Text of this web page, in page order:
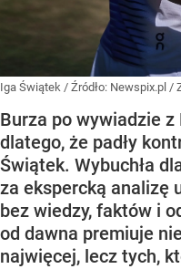
Iga Świątek / Źródło: Newspix.pl /
Burza po wywiadzie z
dlatego, że padły
Świątek. Wybuchła
za ekspercką analizę
bez wiedzy, faktów i
od dawna premiuje
najwięcej, lecz tych,